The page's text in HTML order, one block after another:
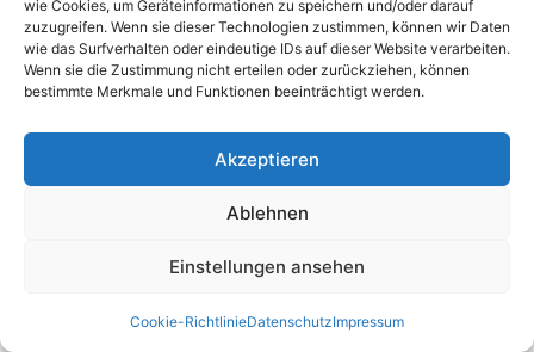
wie Cookies, um Geräteinformationen zu speichern und/oder darauf
zuzugreifen. Wenn sie dieser Technologien zustimmen, können wir Daten
wie das Surfverhalten oder eindeutige IDs auf dieser Website verarbeiten.
Wenn sie die Zustimmung nicht erteilen oder zurückziehen, können
bestimmte Merkmale und Funktionen beeinträchtigt werden.
Akzeptieren
Ablehnen
Einstellungen ansehen
Cookie-RichtlinieDatenschutzImpressum
Sicherheitsrisiken erkennen. Zudem spielt das
Management eine entscheidende Rolle. Es ist wichtig,
dass das Unternehmen die Bedeutung der Prüfungen
nach DGUV V70 erkennt und entsprechende
Ressourcen bereitstellt. Die Mitarbeiter sollten über
ausreichend Zeit verfügen, um die Prüfungen
gründlich durchführen zu können, und das
Unternehmen sollte die nötigen Mittel für die
Verfügung stellen. Eine weitere Herausforderung
zusammenzuarbeiten. Oftmals ist es sinnvoll, externe